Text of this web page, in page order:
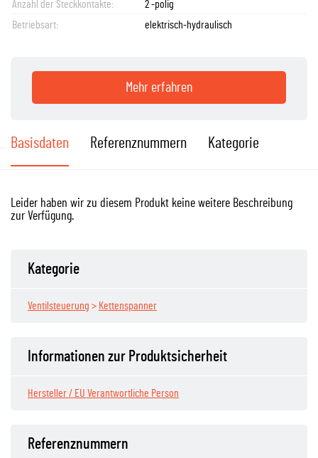
Anzahl der Steckkontakte:
2 -polig
Betriebsart:
elektrisch-hydraulisch
Mehr erfahren
Basisdaten Referenznummern Kategorie
Leider haben wir zu diesem Produkt keine weitere Beschreibung
zur Verfügung.
Kategorie
Ventilsteuerung > Kettenspanner
Informationen zur Produktsicherheit
Hersteller / EU Verantwortliche Person
Referenznummern